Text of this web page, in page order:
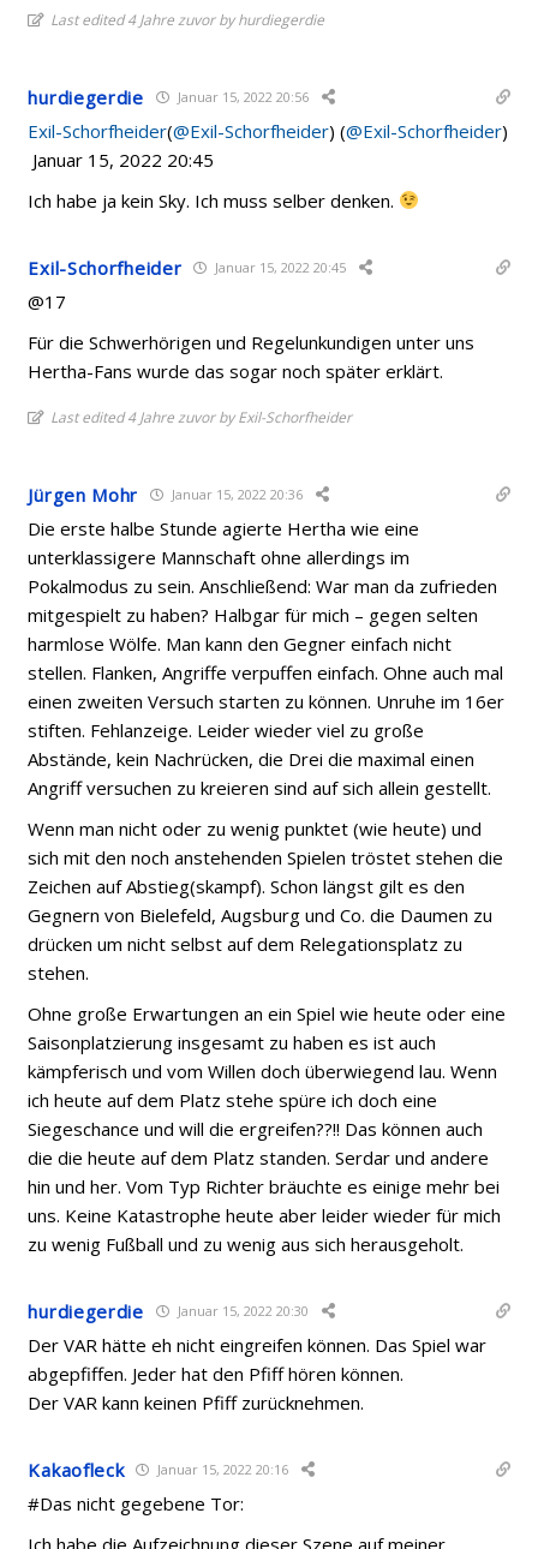
Last edited 4 Jahre zuvor by hurdiegerdie
hurdiegerdie Januar 15, 2022 20:56
Exil-Schorfheider(@Exil-Schorfheider) (@Exil-Schorfheider)
Januar 15, 2022 20:45
Ich habe ja kein Sky. Ich muss selber denken.
Exil-Schorfheider Januar 15, 2022 20:45
@17
Für die Schwerhörigen und Regelunkundigen unter uns
Hertha-Fans wurde das sogar noch später erklärt.
Last edited 4 Jahre zuvor by Exil-Schorfheider
Jürgen Mohr Januar 15, 2022 20:36
Die erste halbe Stunde agierte Hertha wie eine
unterklassigere Mannschaft ohne allerdings im
Pokalmodus zu sein. Anschließend: War man da zufrieden
mitgespielt zu haben? Halbgar für mich – gegen selten
harmlose Wölfe. Man kann den Gegner einfach nicht
stellen. Flanken, Angriffe verpuffen einfach. Ohne auch mal
einen zweiten Versuch starten zu können. Unruhe im 16er
stiften. Fehlanzeige. Leider wieder viel zu große
Abstände, kein Nachrücken, die Drei die maximal einen
Angriff versuchen zu kreieren sind auf sich allein gestellt.
Wenn man nicht oder zu wenig punktet (wie heute) und
sich mit den noch anstehenden Spielen tröstet stehen die
Zeichen auf Abstieg(skampf). Schon längst gilt es den
Gegnern von Bielefeld, Augsburg und Co. die Daumen zu
drücken um nicht selbst auf dem Relegationsplatz zu
stehen.
Ohne große Erwartungen an ein Spiel wie heute oder eine
Saisonplatzierung insgesamt zu haben es ist auch
kämpferisch und vom Willen doch überwiegend lau. Wenn
ich heute auf dem Platz stehe spüre ich doch eine
Siegeschance und will die ergreifen??!! Das können auch
die die heute auf dem Platz standen. Serdar und andere
hin und her. Vom Typ Richter bräuchte es einige mehr bei
uns. Keine Katastrophe heute aber leider wieder für mich
zu wenig Fußball und zu wenig aus sich herausgeholt.
hurdiegerdie Januar 15, 2022 20:30
Der VAR hätte eh nicht eingreifen können. Das Spiel war
abgepfiffen. Jeder hat den Pfiff hören können.
Der VAR kann keinen Pfiff zurücknehmen.
Kakaofleck Januar 15, 2022 20:16
#Das nicht gegebene Tor:
Ich habe die Aufzeichnung dieser Szene auf meiner